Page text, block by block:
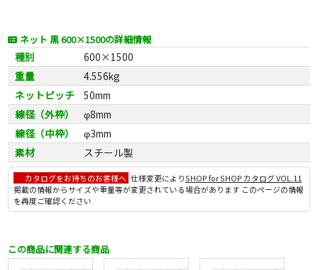
ネット 黒 600×1500の詳細情報
種別
600×1500
重量
4.556kg
ネットピッチ
50mm
線径（外枠）
φ8mm
線径（中枠）
φ3mm
素材
スチール製
カタログをお持ちのお客様へ 仕様変更によりSHOP for SHOP カタログ VOL.11
掲載の情報からサイズや重量等が変更されている場合があります このページの情報
を再度ご確認ください
この商品に関連する商品